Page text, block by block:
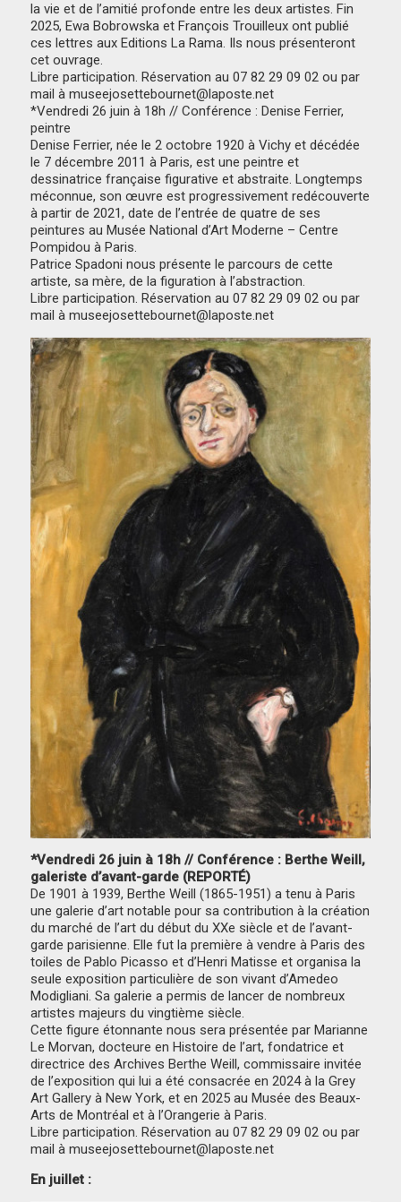
la vie et de l’amitié profonde entre les deux artistes. Fin
2025, Ewa Bobrowska et François Trouilleux ont publié
ces lettres aux Editions La Rama. Ils nous présenteront
cet ouvrage.
Libre participation. Réservation au 07 82 29 09 02 ou par
mail à museejosettebournet@laposte.net
*Vendredi 26 juin à 18h // Conférence : Denise Ferrier,
peintre
Denise Ferrier, née le 2 octobre 1920 à Vichy et décédée
le 7 décembre 2011 à Paris, est une peintre et
dessinatrice française figurative et abstraite. Longtemps
méconnue, son œuvre est progressivement redécouverte
à partir de 2021, date de l’entrée de quatre de ses
peintures au Musée National d’Art Moderne – Centre
Pompidou à Paris.
Patrice Spadoni nous présente le parcours de cette
artiste, sa mère, de la figuration à l’abstraction.
Libre participation. Réservation au 07 82 29 09 02 ou par
mail à museejosettebournet@laposte.net
*Vendredi 26 juin à 18h // Conférence : Berthe Weill,
galeriste d’avant-garde (REPORTÉ)
De 1901 à 1939, Berthe Weill (1865-1951) a tenu à Paris
une galerie d’art notable pour sa contribution à la création
du marché de l’art du début du XXe siècle et de l’avant-
garde parisienne. Elle fut la première à vendre à Paris des
toiles de Pablo Picasso et d’Henri Matisse et organisa la
seule exposition particulière de son vivant d’Amedeo
Modigliani. Sa galerie a permis de lancer de nombreux
artistes majeurs du vingtième siècle.
Cette figure étonnante nous sera présentée par Marianne
Le Morvan, docteure en Histoire de l’art, fondatrice et
directrice des Archives Berthe Weill, commissaire invitée
de l’exposition qui lui a été consacrée en 2024 à la Grey
Art Gallery à New York, et en 2025 au Musée des Beaux-
Arts de Montréal et à l’Orangerie à Paris.
Libre participation. Réservation au 07 82 29 09 02 ou par
mail à museejosettebournet@laposte.net
En juillet :